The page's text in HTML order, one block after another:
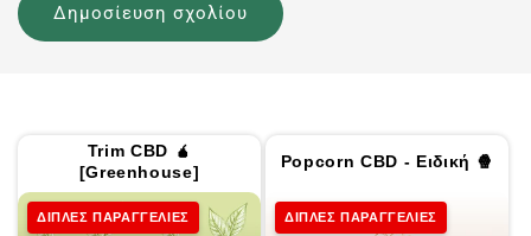
Trim CBD 🧉
[Greenhouse]
ΔΙΠΛΕΣ ΠΑΡΑΓΓΕΛΙΕΣ
Popcorn CBD - Ειδική 🍿
ΔΙΠΛΕΣ ΠΑΡΑΓΓΕΛΙΕΣ